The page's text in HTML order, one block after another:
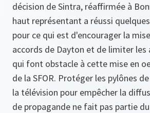
décision de Sintra, réaffirmée à
haut représentant a réussi
pour ce qui est d'encourager la
accords de Dayton et de limiter les
qui font obstacle à cette mise en
de la SFOR. Protéger les pylônes
la télévision pour empêcher la
de propagande ne fait pas partie